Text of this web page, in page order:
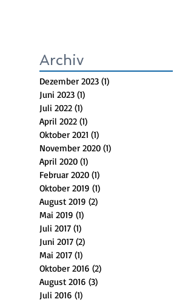
Archiv
Dezember 2023 (1)
Juni 2023 (1)
Juli 2022 (1)
April 2022 (1)
Oktober 2021 (1)
November 2020 (1)
April 2020 (1)
Februar 2020 (1)
Oktober 2019 (1)
August 2019 (2)
Mai 2019 (1)
Juli 2017 (1)
Juni 2017 (2)
Mai 2017 (1)
Oktober 2016 (2)
August 2016 (3)
Juli 2016 (1)